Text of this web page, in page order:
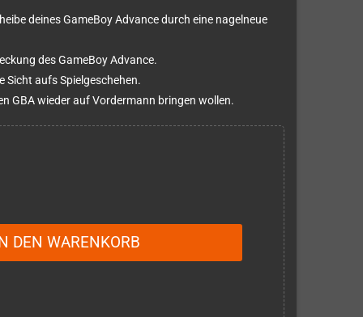
deines GameBoy Advance durch eine nagelneue
des GameBoy Advance.
aufs Spielgeschehen.
GBA wieder auf Vordermann bringen wollen.
DEN WARENKORB